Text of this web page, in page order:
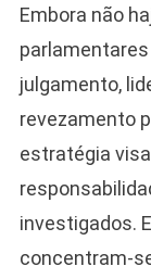
Embora não
julgamento,
revezamento
estratégia
investigados.
concentram-